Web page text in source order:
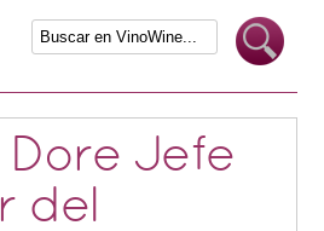
Jefe
del